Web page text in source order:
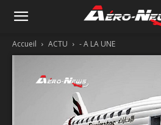
Accueil ACTU - A LA UNE